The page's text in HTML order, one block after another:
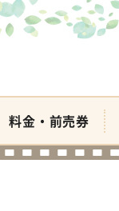
料金・前売券